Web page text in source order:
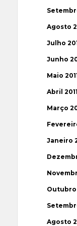
Agosto
Julho
Junho
Maio
Abril 2011
Março
Janeiro
Outubro
Agosto